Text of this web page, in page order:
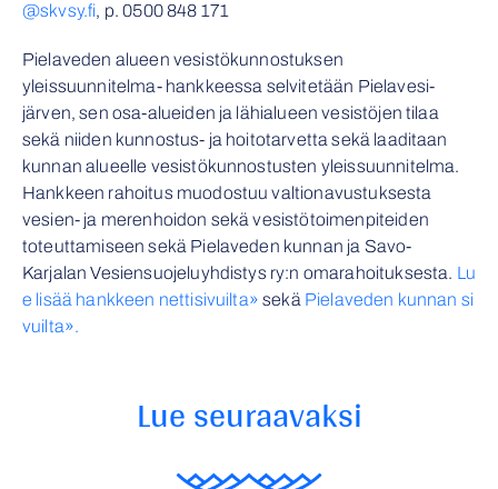
@skvsy.fi, p. 0500 848 171
Pielaveden alueen vesistökunnostuksen
yleissuunnitelma- hankkeessa selvitetään Pielavesi-
järven, sen osa-alueiden ja lähialueen vesistöjen tilaa
sekä niiden kunnostus- ja hoitotarvetta sekä laaditaan
kunnan alueelle vesistökunnostusten yleissuunnitelma.
Hankkeen rahoitus muodostuu valtionavustuksesta
vesien- ja merenhoidon sekä vesistötoimenpiteiden
toteuttamiseen sekä Pielaveden kunnan ja Savo-
Karjalan Vesiensuojeluyhdistys ry:n omarahoituksesta. Lu
e lisää hankkeen nettisivuilta» sekä Pielaveden kunnan si
vuilta».
Lue seuraavaksi